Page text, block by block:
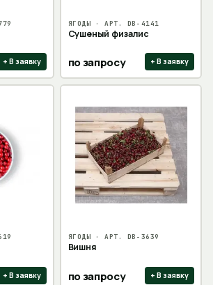
+ В заявку
ЯГОДЫ · АРТ. DB-4141
Сушеный физалис
по запросу + В заявку
+ В заявку
ЯГОДЫ · АРТ. DB-3639
Вишня
по запросу + В заявку